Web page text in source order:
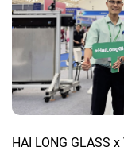
HAI LONG GLASS